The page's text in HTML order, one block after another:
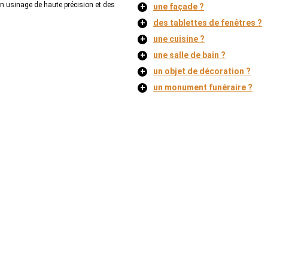
usinage de haute précision et des
+
une façade ?
+
des tablettes de fenêtres ?
+
une cuisine ?
+
une salle de bain ?
+
un objet de décoration ?
+
un monument funéraire ?